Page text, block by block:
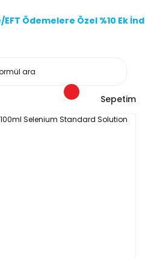
Ödemelere Özel %10 Ek
Sepetim